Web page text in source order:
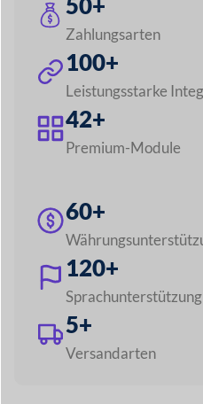
Entdecken Sie
Bauen Sie
beliebigen
wie